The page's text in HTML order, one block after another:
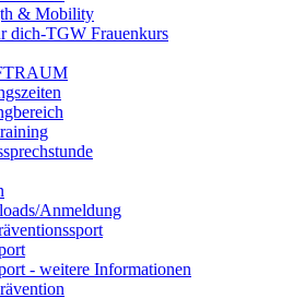
& Mobility
dich-TGW Frauenkurs
Anmeldung
- weitere Informationen